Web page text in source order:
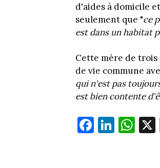
d'aides à domicile
seulement que "ce
est dans un habitat
Cette mère de trois
de vie commune
qui n'est pas
est bien contente
Fa
ce
Li
nk
W
ha